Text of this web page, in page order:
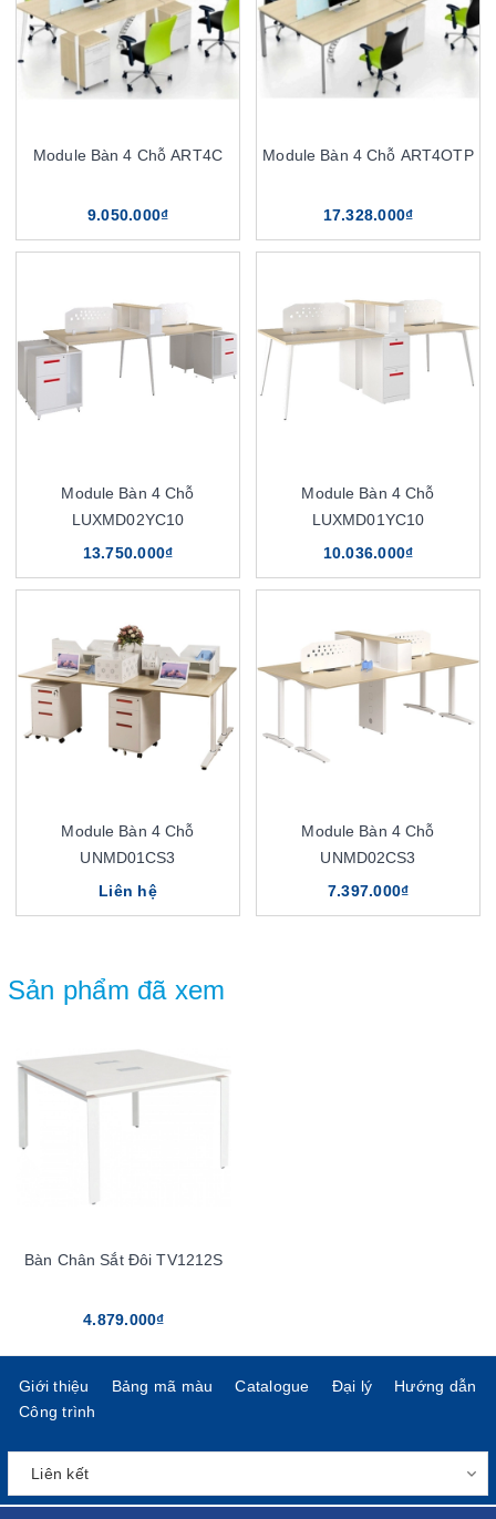
Module Bàn 4 Chỗ ART4C
9.050.000₫
Module Bàn 4 Chỗ ART4OTP
17.328.000₫
Module Bàn 4 Chỗ
LUXMD02YC10
13.750.000₫
Module Bàn 4 Chỗ
LUXMD01YC10
10.036.000₫
Module Bàn 4 Chỗ
UNMD01CS3
Liên hệ
Module Bàn 4 Chỗ
UNMD02CS3
7.397.000₫
Sản phẩm đã xem
Bàn Chân Sắt Đôi TV1212S
4.879.000₫
Giới thiệu Bảng mã màu Catalogue Đại lý
Hướng dẫn
Công trình